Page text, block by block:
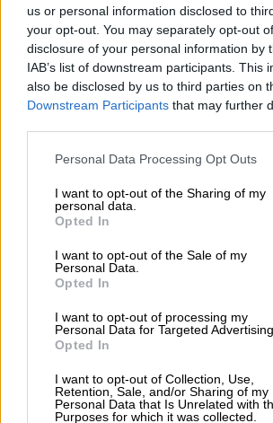
us or personal information disclosed to
your opt-out. You may separately opt-out
disclosure of your personal information by
IAB’s list of downstream participants. This
also be disclosed by us to third parties on
Downstream Participants that may further
Please note that this website/app uses one
not limited to your visit or usage behaviour.
grant or deny consent to Google and its
use your data for below specified purposes
consent section.
Personal Data Processing Opt Outs
I want to opt-out of the Sharing of my
personal data.
Opted In
I want to opt-out of the Sale of my
Personal Data.
Opted In
I want to opt-out of processing my
Personal Data for Targeted Advertising.
Opted In
I want to opt-out of Collection, Use,
Retention, Sale, and/or Sharing of my
Personal Data that Is Unrelated with
Purposes for which it was collected.
Ο ιδιαίτερος τρόπος ζωής
Ομουσικόςείχε αναγκαστεί
προγραμματισμένες
Ιανουάριο, αποκαλύπτοντας
επανήλθε στη σκηνή στο
concert» στο Λος Άντζελες.
τις ευχές σας. Βελτιώνομαι
μου επέτρεπε να τραγουδήσω.
να επιστρέψω στις συναυλίες
είχε δηλώσει μέσω Instagram.
Το πρόβλημα υγείας τον
ακυρώσει τη συμμετοχή του
Magazine Awards, ενώ οι
Φοίνιξ και Καλιφόρνια